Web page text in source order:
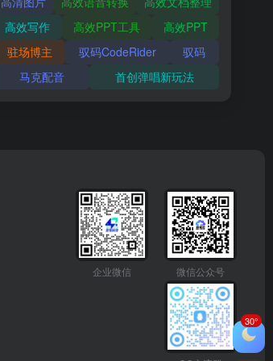
高效写作
高效PPT工具
高效PPT
驻场博主
驭码CodeRider
驭码
马克配音
首创弹唱新玩法
企业微信 微信公众号
30°